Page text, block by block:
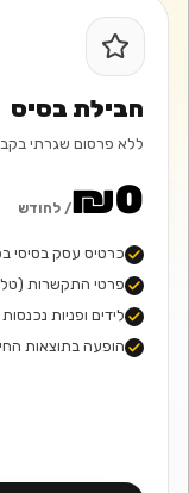
חבילת בסיס
ללא פרסום שגרתי
₪0/ לחודש
כרטיס עסק בסיסי
פרטי התקשרות
לידים ופניות
הופעה בתוצאות